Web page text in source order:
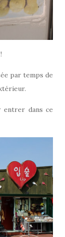
par temps de
entrer dans ce